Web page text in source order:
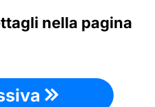
nella pagina